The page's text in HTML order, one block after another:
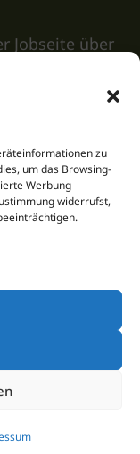
zu
um das Browsing-
Werbung
widerrufst,
Jobseite über
an,
Saunapark